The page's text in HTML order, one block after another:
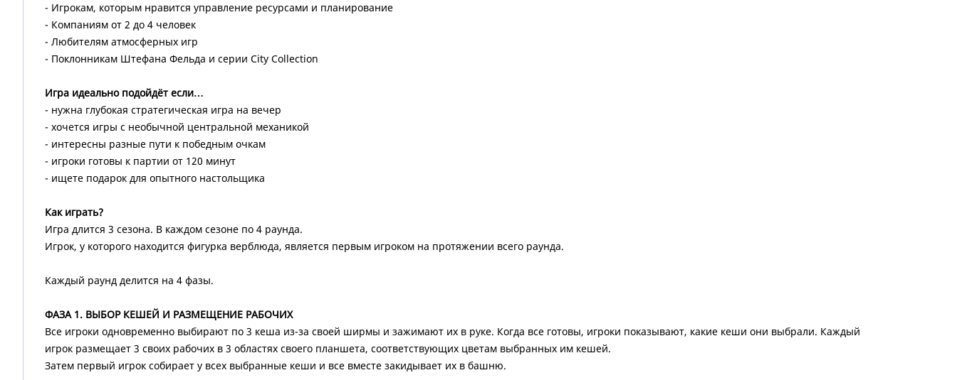
- Игрокам, которым нравится управление ресурсами и планирование
- Компаниям от 2 до 4 человек
- Любителям атмосферных игр
- Поклонникам Штефана Фельда и серии City Collection
Игра идеально подойдёт если…
- нужна глубокая стратегическая игра на вечер
- хочется игры с необычной центральной механикой
- интересны разные пути к победным очкам
- игроки готовы к партии от 120 минут
- ищете подарок для опытного настольщика
Как играть?
Игра длится 3 сезона. В каждом сезоне по 4 раунда.
Игрок, у которого находится фигурка верблюда, является первым игроком на протяжении всего раунда.
Каждый раунд делится на 4 фазы.
ФАЗА 1. ВЫБОР КЕШЕЙ И РАЗМЕЩЕНИЕ РАБОЧИХ
Все игроки одновременно выбирают по 3 кеша из-за своей ширмы и зажимают их в руке. Когда все готовы, игроки показывают, какие кеши они выбрали. Каждый
игрок размещает 3 своих рабочих в 3 областях своего планшета, соответствующих цветам выбранных им кешей.
Затем первый игрок собирает у всех выбранные кеши и все вместе закидывает их в башню.